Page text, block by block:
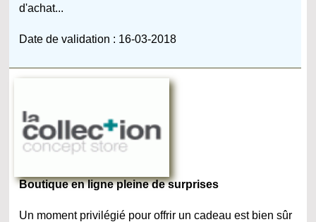
d'achat...
Date de validation : 16-03-2018
Boutique en ligne pleine de surprises
Un moment privilégié pour offrir un cadeau est bien sûr